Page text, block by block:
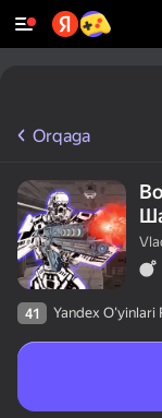
Orqaga
41 Yandex O'yinlari